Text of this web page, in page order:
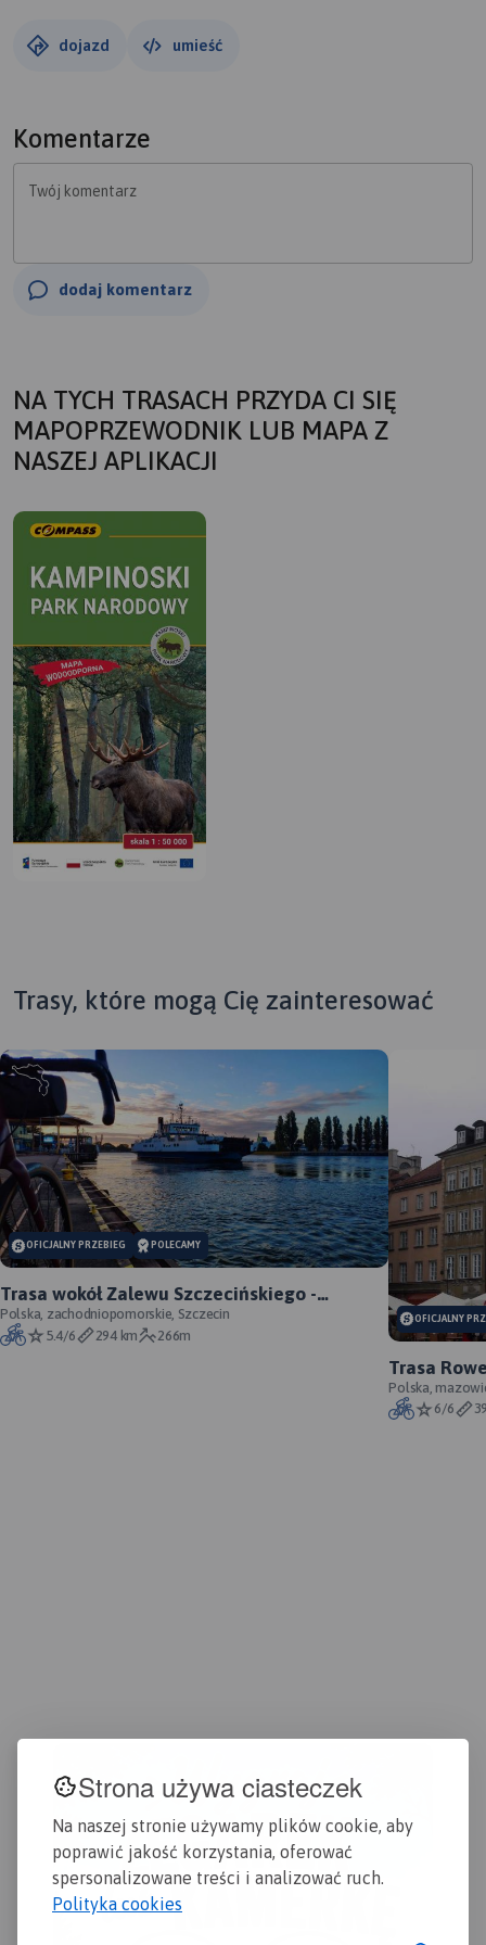
Strona używa ciasteczek
Na naszej stronie używamy plików cookie, aby
poprawić jakość korzystania, oferować
spersonalizowane treści i analizować ruch.
Polityka cookies
dojazd umieść
Komentarze
Twój komentarz
dodaj komentarz
NA TYCH TRASACH PRZYDA CI SIĘ
MAPOPRZEWODNIK LUB MAPA Z
NASZEJ APLIKACJI
MAPA TURYSTYCZNA W
APLIKACJI TRASEO
Mapa Kampinoskiego Parku
Narodowego obejmuje cały
Trasy, które mogą Cię zainteresować
OFICJALNY PRZEBIEG POLECAMY
Trasa wokół Zalewu Szczecińskiego -
oficjalny przebieg szlaku
Polska, zachodniopomorskie, Szczecin
5.4/6
294 km 266m
OFICJALNY
Trasa
Gdańsk -
Polska,
6/6